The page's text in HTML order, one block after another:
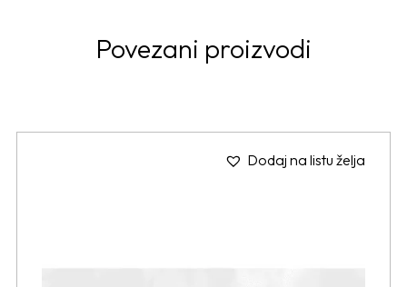
Povezani proizvodi
Dodaj na listu želja